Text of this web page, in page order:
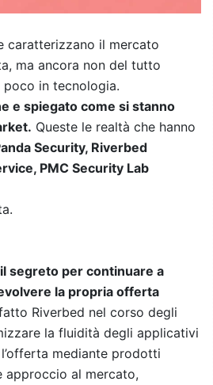
caratterizzano il mercato
ma ancora non del tutto
in tecnologia.
e spiegato come si stanno
Queste le realtà che hanno
Security, Riverbed
PMC Security Lab
il segreto per continuare a
la propria offerta
Riverbed nel corso degli
la fluidità degli applicativi
mediante prodotti
approccio al mercato,